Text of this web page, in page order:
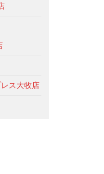
ス大牧店